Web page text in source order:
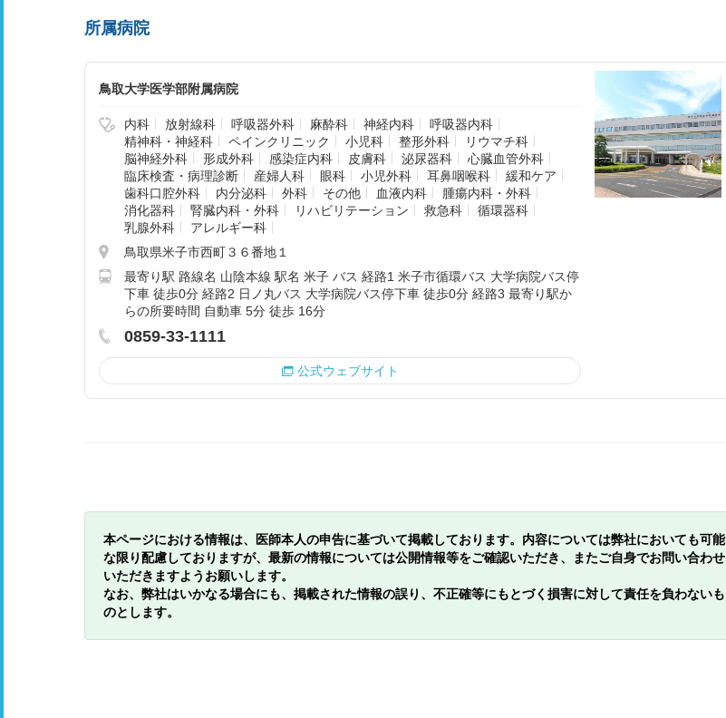
所属病院
鳥取大学医学部附属病院
内科 放射線科 呼吸器外科 麻酔科 神経内科
呼吸器内科
精神科・神経科
ペインクリニック 小児科 整形外科
リウマチ科
脳神経外科
形成外科 感染症内科 皮膚科 泌尿器科
心臓血管外科
臨床検査・病理診断
産婦人科 眼科 小児外科 耳鼻咽喉科
緩和ケア
歯科口腔外科
内分泌科 外科 その他 血液内科
腫瘍内科・外科
消化器科
腎臓内科・外科 リハビリテーション 救急科
循環器科
乳腺外科
アレルギー科
鳥取県米子市西町３６番地１
最寄り駅 路線名 山陰本線 駅名 米子 バス 経路1 米子市循環バス 大学病院バス停
下車 徒歩0分 経路2 日ノ丸バス 大学病院バス停下車 徒歩0分 経路3 最寄り駅か
らの所要時間 自動車 5分 徒歩 16分
0859-33-1111
公式ウェブサイト
本ページにおける情報は、医師本人の申告に基づいて掲載しております。内容については弊社においても可能
な限り配慮しておりますが、最新の情報については公開情報等をご確認いただき、またご自身でお問い合わせ
いただきますようお願いします。
なお、弊社はいかなる場合にも、掲載された情報の誤り、不正確等にもとづく損害に対して責任を負わないも
のとします。